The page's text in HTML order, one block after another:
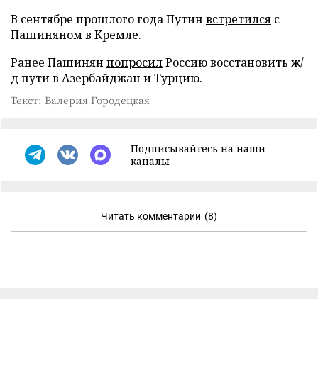
В сентябре прошлого года Путин встретился с
Пашиняном в Кремле.
Ранее Пашинян попросилРоссию восстановить ж/
д пути в Азербайджан и Турцию.
Текст: Валерия Городецкая
Подписывайтесь на наши
каналы
Читать комментарии (8)